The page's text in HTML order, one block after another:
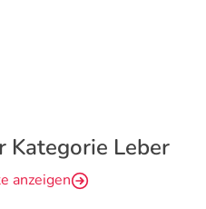
Kategorie Leber
anzeigen